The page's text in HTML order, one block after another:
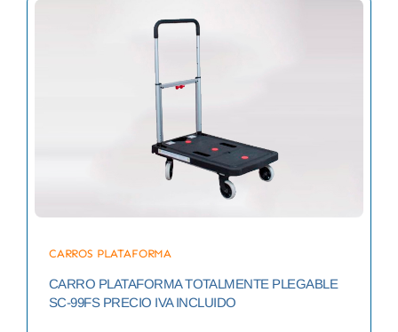
CARROS PLATAFORMA
CARRO PLATAFORMA TOTALMENTE PLEGABLE
SC-99FS PRECIO IVA INCLUIDO